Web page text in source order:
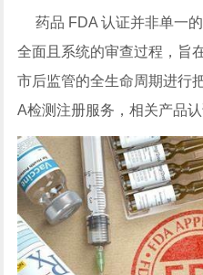
药品 FDA 认证并非单一
全面且系统的审查过程，旨
市后监管的全生命周期进行
A检测注册服务，相关产品